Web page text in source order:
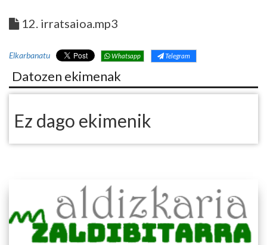
12. irratsaioa.mp3
Elkarbanatu Whatsapp Telegram
Datozen ekimenak
Ez dago ekimenik